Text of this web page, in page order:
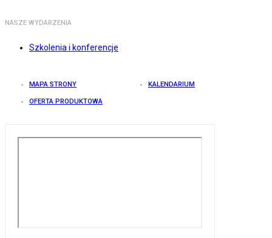
NASZE WYDARZENIA
Szkolenia i konferencje
MAPA STRONY KALENDARIUM
OFERTA PRODUKTOWA